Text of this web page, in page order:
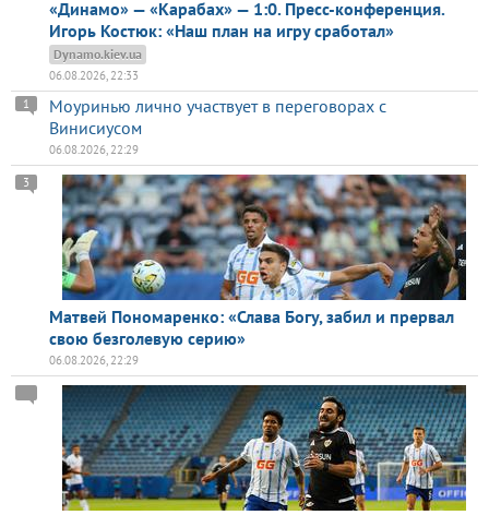
«Динамо» — «Карабах» — 1:0. Пресс-конференция.
Игорь Костюк: «Наш план на игру сработал»
Dynamo.kiev.ua
06.08.2026, 22:33
Моуринью лично участвует в переговорах с
Винисиусом
1
06.08.2026, 22:29
Матвей Пономаренко: «Слава Богу, забил и прервал
свою безголевую серию»
3
06.08.2026, 22:29